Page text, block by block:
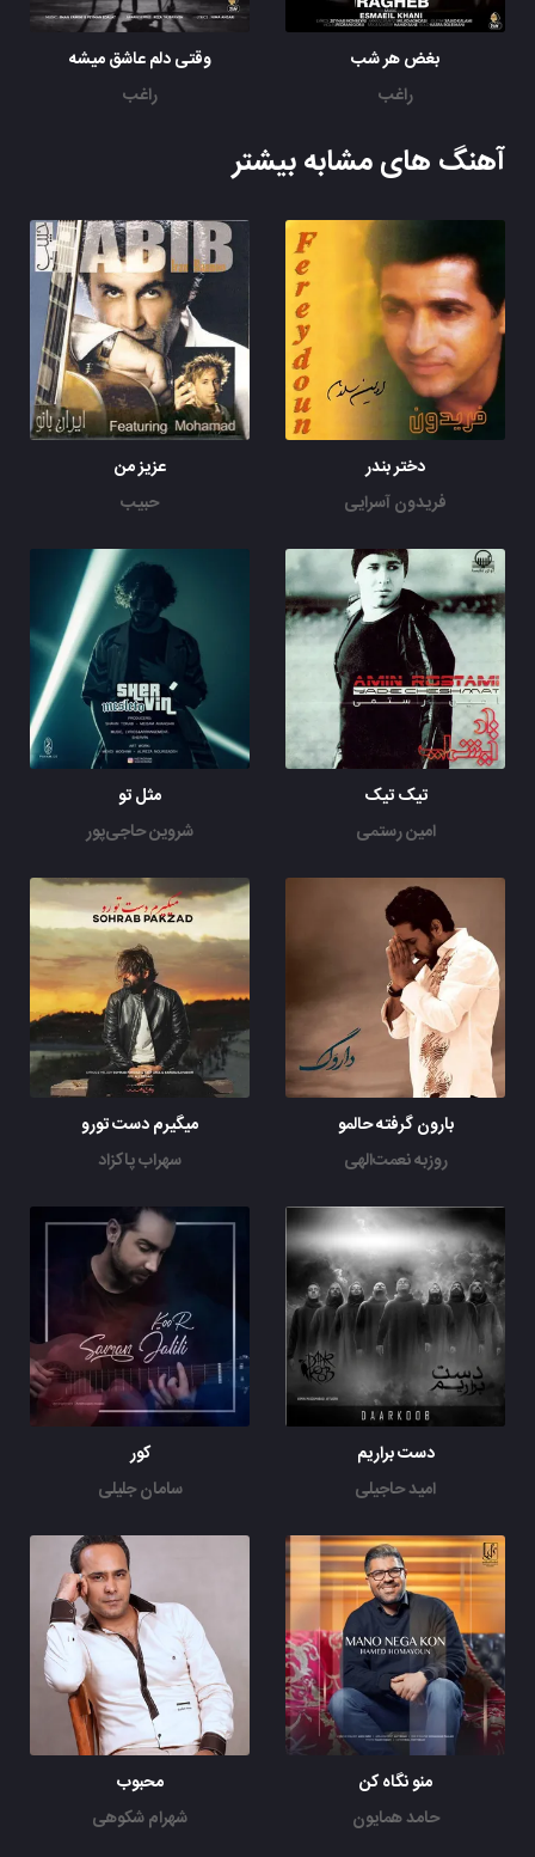
بغض هر شب
راغب
وقتی دلم عاشق میشه
راغب
آهنگ های مشابه بیشتر
دختر بندر
فریدون آسرایی
عزیز من
حبیب
تیک تیک
امین رستمی
مثل تو
شروین حاجی‌پور
بارون گرفته حالمو
روزبه نعمت‌الهی
میگیرم دست تورو
سهراب پاکزاد
دست براریم
امید حاجیلی
کور
سامان جلیلی
منو نگاه کن
حامد همایون
محبوب
شهرام شکوهی